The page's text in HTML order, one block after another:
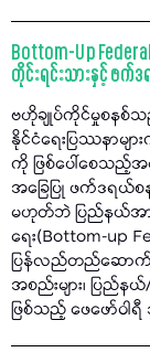
Bottom-Up
တိုင်းရင်းသားနှင့် ဖက်
ဗဟိုချုပ်ကိုင်မှုစနစ်
နိုင်ငံရေးပြဿနာမျ
ကို ဖြစ်ပေါ်စေသည့်
အခြေပြု ဖက်ဒရယ်
မဟုတ်ဘဲ ပြည်နယ်အား
ရေး(Bottom-up
ပြန်လည်တည်ဆောက်မ
အစည်းများ၊ ပြည်
ဖြစ်သည့် ဖေဖော်ဝ